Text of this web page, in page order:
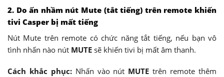
2. Do ấn nhầm nút Mute (tắt tiếng) trên remote khiến
tivi Casper bị mất tiếng
Nút Mute trên remote có chức năng tắt tiếng, nếu bạn vô
tình nhấn nào nút MUTE sẽ khiến tivi bị mất âm thanh.
Cách khắc phục: Nhấn vào nút MUTE trên remote thêm